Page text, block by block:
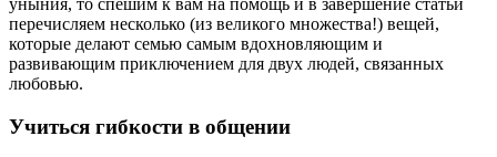
уныния, то спешим к вам на помощь и в завершение статьи
перечисляем несколько (из великого множества!) вещей,
которые делают семью самым вдохновляющим и
развивающим приключением для двух людей, связанных
любовью.
Учиться гибкости в общении